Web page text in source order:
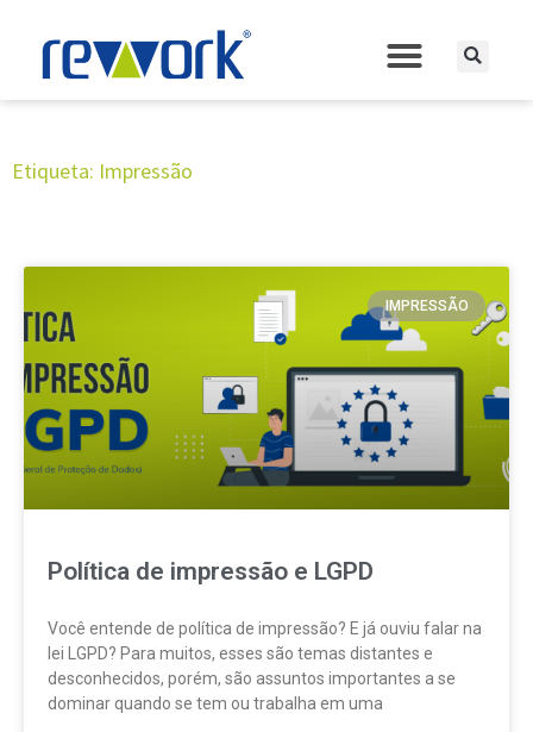
Etiqueta: Impressão
IMPRESSÃO
Política de impressão e LGPD
Você entende de política de impressão? E já ouviu falar na
lei LGPD? Para muitos, esses são temas distantes e
desconhecidos, porém, são assuntos importantes a se
dominar quando se tem ou trabalha em uma